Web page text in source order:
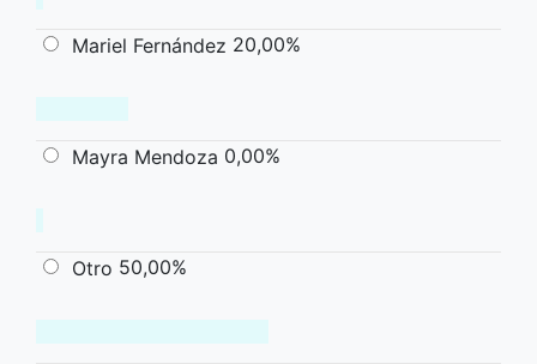
Mariel Fernández 20,00%
Mayra Mendoza 0,00%
Otro 50,00%